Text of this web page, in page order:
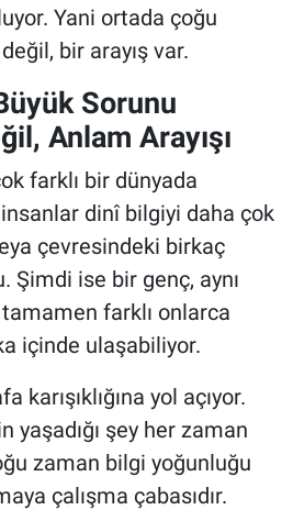
Yani ortada çoğu
bir arayış var.
Sorunu
Anlam Arayışı
farklı bir dünyada
dinî bilgiyi daha çok
çevresindeki birkaç
Şimdi ise bir genç, aynı
farklı onlarca
içinde ulaşabiliyor.
karışıklığına yol açıyor.
yaşadığı şey her zaman
zaman bilgi yoğunluğu
çalışma çabasıdır.